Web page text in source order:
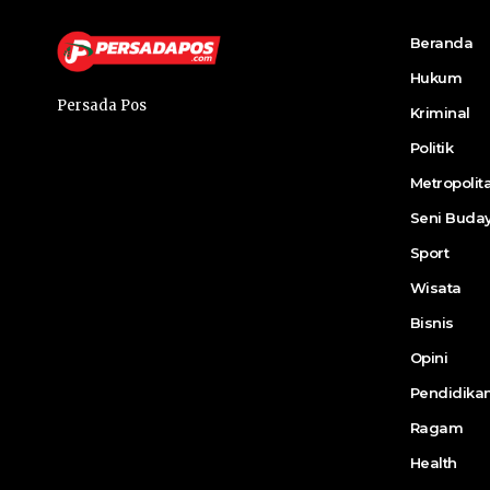
Persada Pos
Beranda
Hukum
Kriminal
Politik
Seni
Sport
Wisata
Bisnis
Opini
Ragam
Health